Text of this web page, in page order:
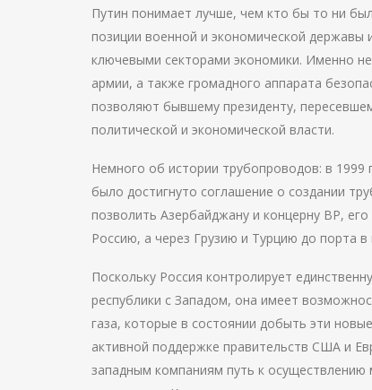
Путин понимает лучше, чем кто бы то ни
позиции военной и экономической державы
ключевыми секторами экономики. Именно
армии, а также громадного аппарата
позволяют бывшему президенту,
политической и экономической власти.
Немного об истории трубопроводов: в 1999
было достигнуто соглашение о создании
позволить Азербайджану и концерну ВР,
Россию, а через Грузию и Турцию до порта
Поскольку Россия контролирует
республики с Западом, она имеет
газа, которые в состоянии добыть эти
активной поддержке правительств США и
западным компаниям путь к осуществлению